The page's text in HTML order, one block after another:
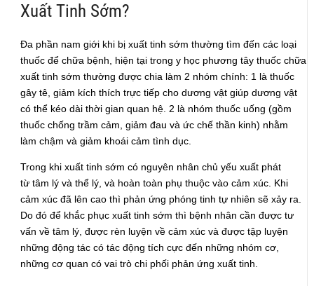
Xuất Tinh Sớm?
Đa phần nam giới khi bị xuất tinh sớm thường tìm đến các loại
thuốc để chữa bệnh, hiện tại trong y học phương tây thuốc chữa
xuất tinh sớm thường được chia làm 2 nhóm chính: 1 là thuốc
gây tê, giảm kích thích trực tiếp cho dương vật giúp dương vật
có thể kéo dài thời gian quan hệ. 2 là nhóm thuốc uống (gồm
thuốc chống trầm cảm, giảm đau và ức chế thần kinh) nhằm
làm chậm và giảm khoái cảm tình dục.
Trong khi xuất tinh sớm có nguyên nhân chủ yếu xuất phát
từ tâm lý và thể lý, và hoàn toàn phụ thuộc vào cảm xúc. Khi
cảm xúc đã lên cao thì phản ứng phóng tinh tự nhiên sẽ xảy ra.
Do đó để khắc phục xuất tinh sớm thì bệnh nhân cần được tư
vấn về tâm lý, được rèn luyện về cảm xúc và được tập luyện
những động tác có tác động tích cực đến những nhóm cơ,
những cơ quan có vai trò chi phối phản ứng xuất tinh.